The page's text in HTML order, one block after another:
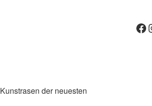
der neuesten